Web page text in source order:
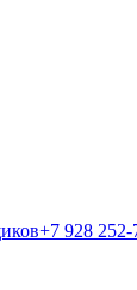
+7 928 252-